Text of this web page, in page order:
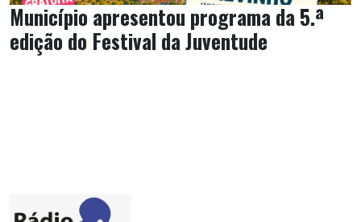
Município apresentou programa da 5.ª
edição do Festival da Juventude